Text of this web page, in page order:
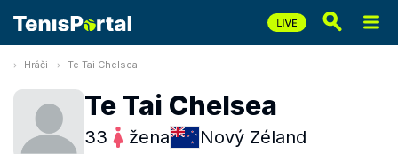
Hráči Te Tai Chelsea
Te Tai Chelsea
33 žena Nový Zéland